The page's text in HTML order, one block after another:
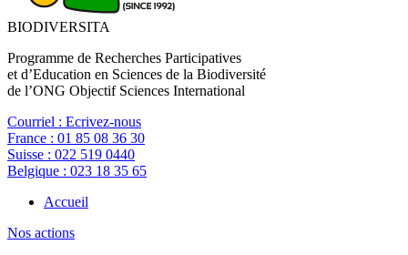
BIODIVERSITA
Programme de Recherches Participatives
et d’Education en Sciences de la Biodiversité
de l’ONG Objectif Sciences International
Courriel : Ecrivez-nous
France : 01 85 08 36 30
Suisse : 022 519 0440
Belgique : 023 18 35 65
Accueil
Nos actions